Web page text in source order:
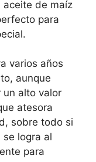
aceite de maíz
para
varios años
aunque
un alto valor
atesora
sobre todo si
se logra al
para